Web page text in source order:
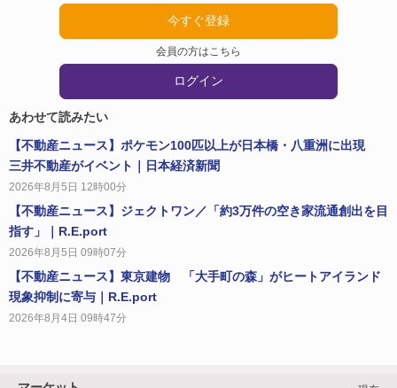
今すぐ登録
会員の方はこちら
ログイン
あわせて読みたい
【不動産ニュース】ポケモン100匹以上が日本橋・八重洲に出現
三井不動産がイベント｜日本経済新聞
2026年8月5日 12時00分
【不動産ニュース】ジェクトワン／「約3万件の空き家流通創出を目
指す」｜R.E.port
2026年8月5日 09時07分
【不動産ニュース】東京建物 「大手町の森」がヒートアイランド
現象抑制に寄与｜R.E.port
2026年8月4日 09時47分